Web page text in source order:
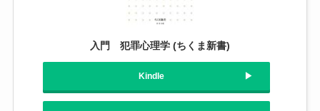
入門 犯罪心理学 (ちくま新書)
Kindle